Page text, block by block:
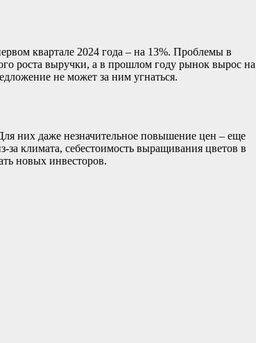
квартале 2024 года – на 13%. Проблемы в
роста выручки, а в прошлом году рынок вырос на
не может за ним угнаться.
них даже незначительное повышение цен – еще
климата, себестоимость выращивания цветов в
новых инвесторов.